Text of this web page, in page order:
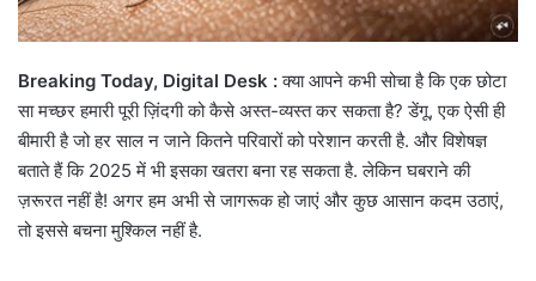
Breaking Today, Digital Desk :क्या आपने कभी सोचा है कि एक छोटा
सा मच्छर हमारी पूरी ज़िंदगी को कैसे अस्त-व्यस्त कर सकता है? डेंगू, एक ऐसी ही
बीमारी है जो हर साल न जाने कितने परिवारों को परेशान करती है. और विशेषज्ञ
बताते हैं कि 2025 में भी इसका खतरा बना रह सकता है. लेकिन घबराने की
ज़रूरत नहीं है! अगर हम अभी से जागरूक हो जाएं और कुछ आसान कदम उठाएं,
तो इससे बचना मुश्किल नहीं है.